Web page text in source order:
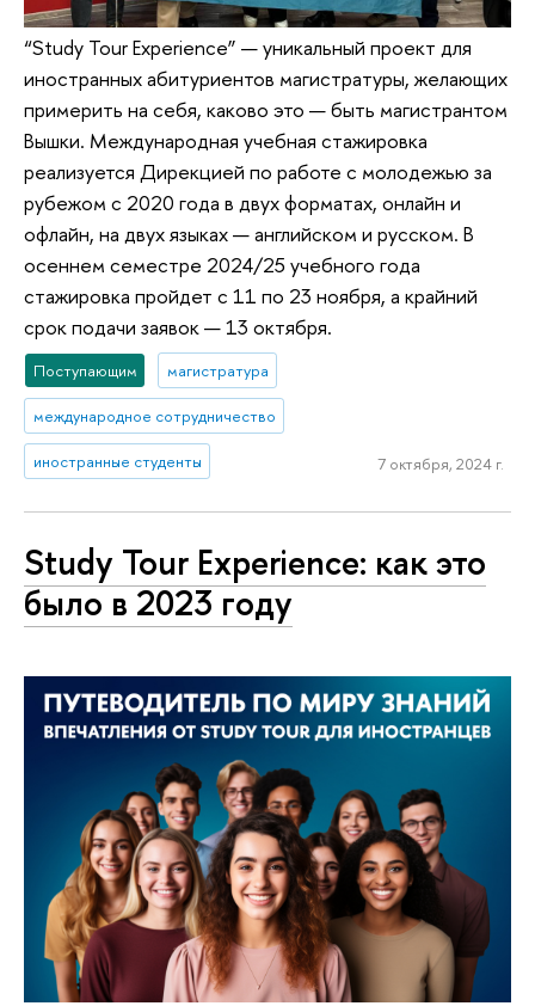
“Study Tour Experience” — уникальный проект для
иностранных абитуриентов магистратуры, желающих
примерить на себя, каково это — быть магистрантом
Вышки. Международная учебная стажировка
реализуется Дирекцией по работе с молодежью за
рубежом с 2020 года в двух форматах, онлайн и
офлайн, на двух языках — английском и русском. В
осеннем семестре 2024/25 учебного года
стажировка пройдет с 11 по 23 ноября, а крайний
срок подачи заявок — 13 октября.
Поступающим магистратура
международное сотрудничество
иностранные студенты 7 октября, 2024 г.
Study Tour Experience: как это
было в 2023 году